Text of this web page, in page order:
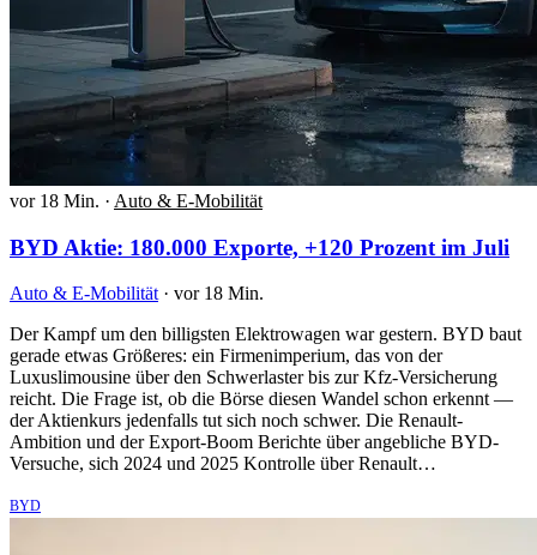
vor 18 Min. · Auto & E-Mobilität
BYD Aktie: 180.000 Exporte, +120 Prozent im Juli
Auto & E-Mobilität · vor 18 Min.
Der Kampf um den billigsten Elektrowagen war gestern. BYD baut
gerade etwas Größeres: ein Firmenimperium, das von der
Luxuslimousine über den Schwerlaster bis zur Kfz-Versicherung
reicht. Die Frage ist, ob die Börse diesen Wandel schon erkennt —
der Aktienkurs jedenfalls tut sich noch schwer. Die Renault-
Ambition und der Export-Boom Berichte über angebliche BYD-
Versuche, sich 2024 und 2025 Kontrolle über Renault…
BYD